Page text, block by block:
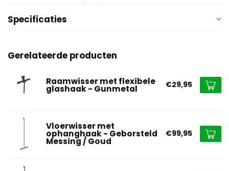
Specificaties
Gerelateerde producten
Raamwisser met flexibele
glashaak - Gunmetal €29,95
Vloerwisser met
ophanghaak - Geborsteld
Messing / Goud
€99,95